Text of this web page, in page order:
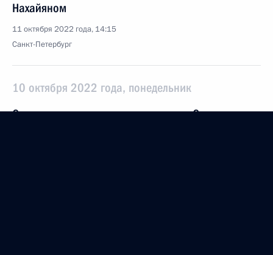
Нахайяном
11 октября 2022 года, 14:15
Санкт-Петербург
10 октября 2022 года, понедельник
Cовещание с постоянными членами Совета